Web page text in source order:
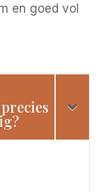
en goed vol